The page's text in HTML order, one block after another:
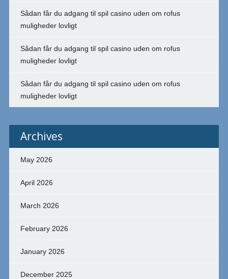
Sådan får du adgang til spil casino uden om rofus
muligheder lovligt
Sådan får du adgang til spil casino uden om rofus
muligheder lovligt
Sådan får du adgang til spil casino uden om rofus
muligheder lovligt
Archives
May 2026
April 2026
March 2026
February 2026
January 2026
December 2025